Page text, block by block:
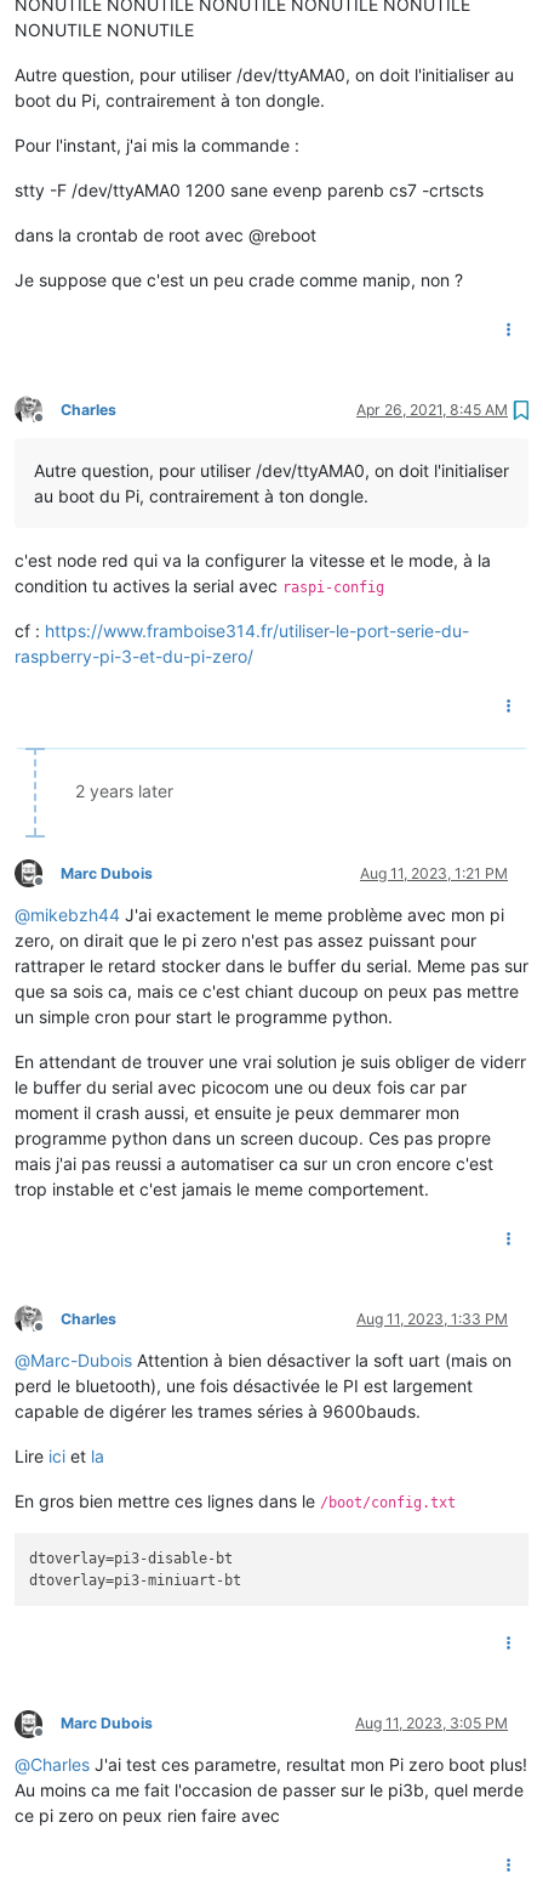
        {
            flow.
set
    }
}
NONUTILE NONUTILE
Autre question, pour utiliser /dev/ttyAMA0, on doit l'initialiser au
boot du Pi, contrairement à ton dongle.
Pour l'instant, j'ai mis la commande :
stty -F /dev/ttyAMA0 1200 sane evenp parenb cs7 -crtscts
dans la crontab de root avec @reboot
Je suppose que c'est un peu crade comme manip, non ?
Offline
Charles Apr 26, 2021, 8:45 AM
Autre question, pour utiliser /dev/ttyAMA0, on doit l'initialiser
au boot du Pi, contrairement à ton dongle.
c'est node red qui va la configurer la vitesse et le mode, à la
condition tu actives la serial avec raspi-config
cf : https://www.framboise314.fr/utiliser-le-port-serie-du-
raspberry-pi-3-et-du-pi-zero/
2 years later
Offline
Marc Dubois Aug 11, 2023, 1:21 PM
@mikebzh44 J'ai exactement le meme problème avec mon pi
zero, on dirait que le pi zero n'est pas assez puissant pour
rattraper le retard stocker dans le buffer du serial. Meme pas sur
que sa sois ca, mais ce c'est chiant ducoup on peux pas mettre
un simple cron pour start le programme python.
En attendant de trouver une vrai solution je suis obliger de viderr
le buffer du serial avec picocom une ou deux fois car par
moment il crash aussi, et ensuite je peux demmarer mon
programme python dans un screen ducoup. Ces pas propre
mais j'ai pas reussi a automatiser ca sur un cron encore c'est
trop instable et c'est jamais le meme comportement.
Offline
Charles Aug 11, 2023, 1:33 PM
@Marc-Dubois Attention à bien désactiver la soft uart (mais on
perd le bluetooth), une fois désactivée le PI est largement
capable de digérer les trames séries à 9600bauds.
Lire ici et la
En gros bien mettre ces lignes dans le /boot/config.txt
dtoverlay
dtoverlay
Offline
Marc Dubois Aug 11, 2023, 3:05 PM
@Charles J'ai test ces parametre, resultat mon Pi zero boot plus!
Au moins ca me fait l'occasion de passer sur le pi3b, quel merde
ce pi zero on peux rien faire avec